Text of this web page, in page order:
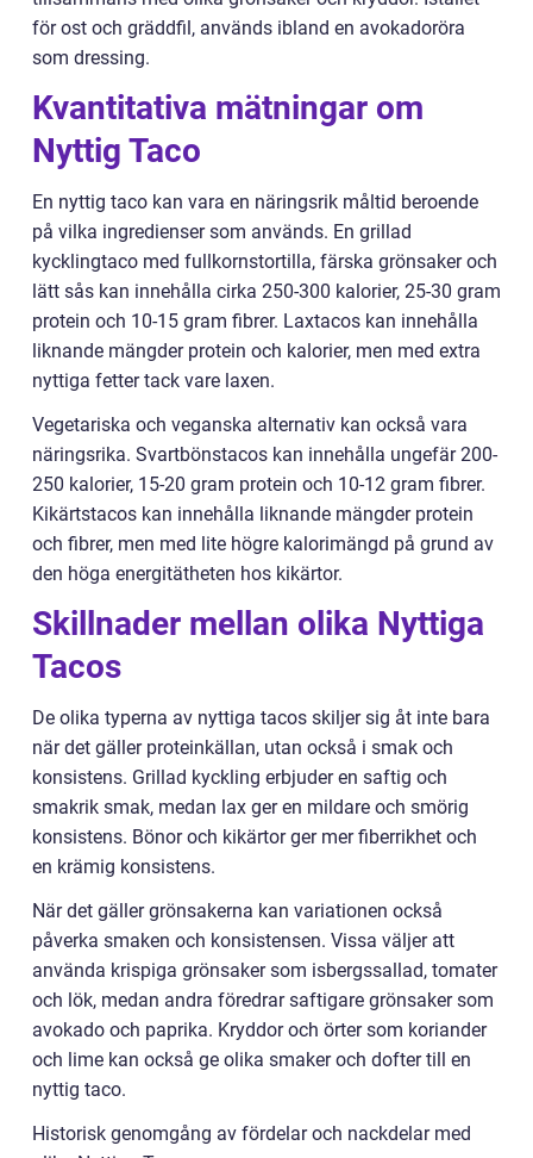
för ost och gräddfil, används ibland en avokadoröra
som dressing.
Kvantitativa mätningar om
Nyttig Taco
En nyttig taco kan vara en näringsrik måltid beroende
på vilka ingredienser som används. En grillad
kycklingtaco med fullkornstortilla, färska grönsaker och
lätt sås kan innehålla cirka 250-300 kalorier, 25-30 gram
protein och 10-15 gram fibrer. Laxtacos kan innehålla
liknande mängder protein och kalorier, men med extra
nyttiga fetter tack vare laxen.
Vegetariska och veganska alternativ kan också vara
näringsrika. Svartbönstacos kan innehålla ungefär 200-
250 kalorier, 15-20 gram protein och 10-12 gram fibrer.
Kikärtstacos kan innehålla liknande mängder protein
och fibrer, men med lite högre kalorimängd på grund av
den höga energitätheten hos kikärtor.
Skillnader mellan olika Nyttiga
Tacos
De olika typerna av nyttiga tacos skiljer sig åt inte bara
när det gäller proteinkällan, utan också i smak och
konsistens. Grillad kyckling erbjuder en saftig och
smakrik smak, medan lax ger en mildare och smörig
konsistens. Bönor och kikärtor ger mer fiberrikhet och
en krämig konsistens.
När det gäller grönsakerna kan variationen också
påverka smaken och konsistensen. Vissa väljer att
använda krispiga grönsaker som isbergssallad, tomater
och lök, medan andra föredrar saftigare grönsaker som
avokado och paprika. Kryddor och örter som koriander
och lime kan också ge olika smaker och dofter till en
nyttig taco.
Historisk genomgång av fördelar och nackdelar med